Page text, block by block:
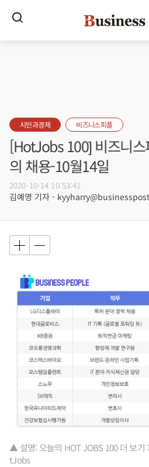
시민과경제 비즈니스피플
[HotJobs 100] 비즈니
의 채용-10월14일
2020-10-14 10:53:41
김예영 기자 -
▲ 설명: 오늘의 HOT JOBS 100 더 보
tJobs